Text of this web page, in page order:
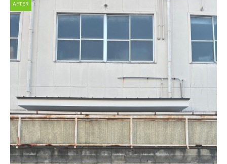
AFTER